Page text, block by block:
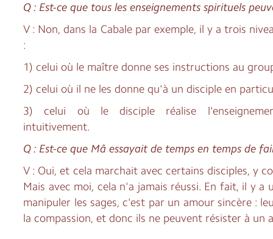
Q : Est-ce que tous les enseignements spirituels
V : Non, dans la Cabale par exemple, il y a trois
:
1) celui où le maître donne ses instructions au
2) celui où il ne les donne qu'à un disciple en
3) celui où le disciple réalise
intuitivement.
Q : Est-ce que Mâ essayait de temps en temps de
V : Oui, et cela marchait avec certains disciples, y
Mais avec moi, cela n'a jamais réussi. En fait, il y a
manipuler les sages, c'est par un amour sincère :
la compassion, et donc ils ne peuvent résister à un